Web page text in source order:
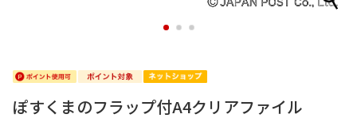
1 2 3
ぽすくまのフラップ付A4クリアファイル